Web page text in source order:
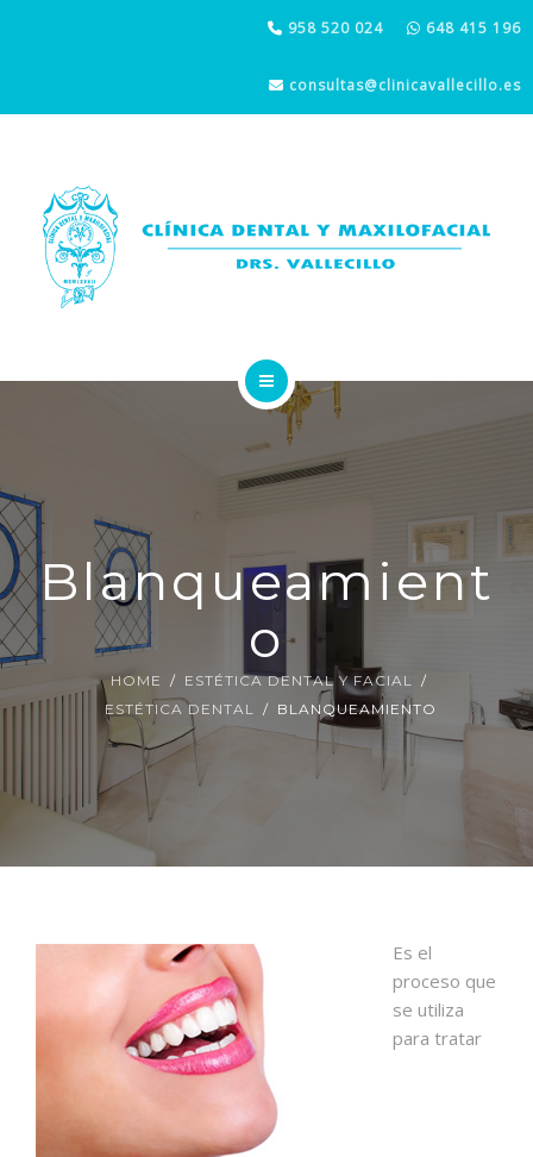
CIRUGÍA ORAL Y MAXILOFACIAL
958 520 024 648 415 196
consultas@clinicavallecillo.es
IMPLANTES DENTALES
CIRUGÍA ORAL Y MAXILOFACIAL
ESTÉTICA DENTAL Y FACIAL
Blanqueamient
O
HOME
ESTÉTICA DENTAL Y FACIAL
ESTÉTICA DENTAL
BLANQUEAMIENTO
Es el
proceso que
se utiliza
para tratar